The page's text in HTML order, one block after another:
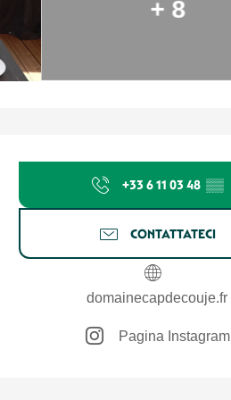
+ 8
e contatti
+33 6 11 03 48 ▒▒
CONTATTATECI
domainecapdecouje.fr
Pagina Instagram